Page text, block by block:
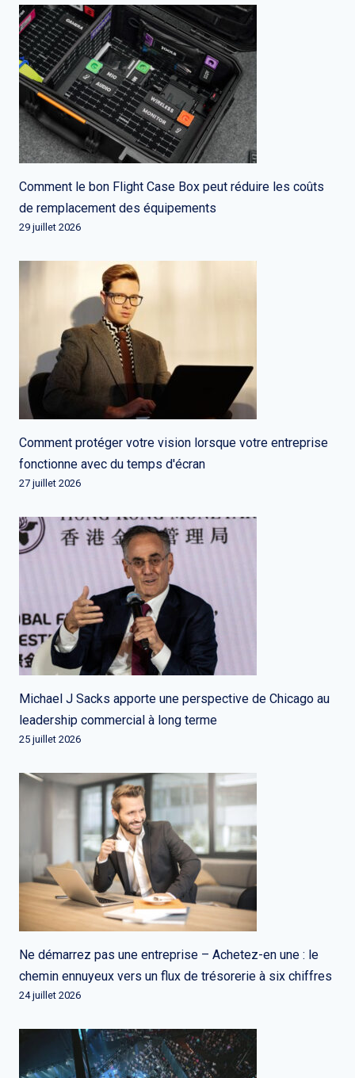
Comment le bon Flight Case Box peut réduire les coûts
de remplacement des équipements
29 juillet 2026
Comment protéger votre vision lorsque votre entreprise
fonctionne avec du temps d'écran
27 juillet 2026
Michael J Sacks apporte une perspective de Chicago au
leadership commercial à long terme
25 juillet 2026
Ne démarrez pas une entreprise – Achetez-en une : le
chemin ennuyeux vers un flux de trésorerie à six chiffres
24 juillet 2026